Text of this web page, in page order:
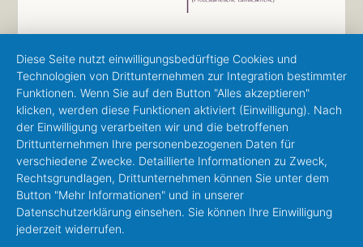
Diese Seite nutzt einwilligungsbedürftige Cookies und
Technologien von Drittunternehmen zur Integration bestimmter
Funktionen. Wenn Sie auf den Button "Alles akzeptieren"
klicken, werden diese Funktionen aktiviert (Einwilligung). Nach
der Einwilligung verarbeiten wir und die betroffenen
Drittunternehmen Ihre personenbezogenen Daten für
verschiedene Zwecke. Detaillierte Informationen zu Zweck,
Rechtsgrundlagen, Drittunternehmen können Sie unter dem
Button "Mehr Informationen" und in unserer
Datenschutzerklärung einsehen. Sie können Ihre Einwilligung
jederzeit widerrufen.